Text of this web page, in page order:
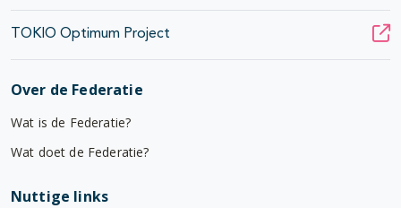
TOKIO Optimum Project
Over de Federatie
Wat is de Federatie?
Wat doet de Federatie?
Nuttige links